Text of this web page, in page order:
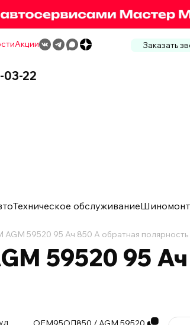
Акции Заказать
03-22
Техническое обслуживание
AGM 59520 95 Ач 850 А обратная полярность
59520 95
OEM95ОП850 / AGM 59520